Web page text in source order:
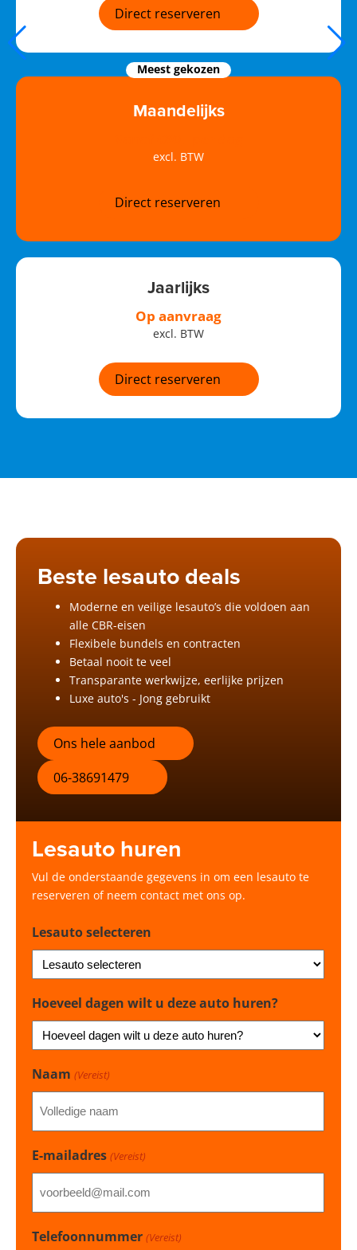
Direct reserveren
Meest gekozen
Maandelijks
excl. BTW
Direct reserveren
Jaarlijks
Op aanvraag
excl. BTW
Direct reserveren
Lesauto huren
Vul de onderstaande gegevens in om een lesauto te
reserveren of neem contact met ons op.
Lesauto selecteren
Hoeveel dagen wilt u deze auto huren?
Naam (Vereist)
E-mailadres (Vereist)
Telefoonnummer (Vereist)
Beste lesauto deals
Moderne en veilige lesauto’s die voldoen aan
alle CBR-eisen
Flexibele bundels en contracten
Betaal nooit te veel
Transparante werkwijze, eerlijke prijzen
Luxe auto's - Jong gebruikt
Ons hele aanbod
06-38691479